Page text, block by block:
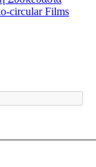
circular Films